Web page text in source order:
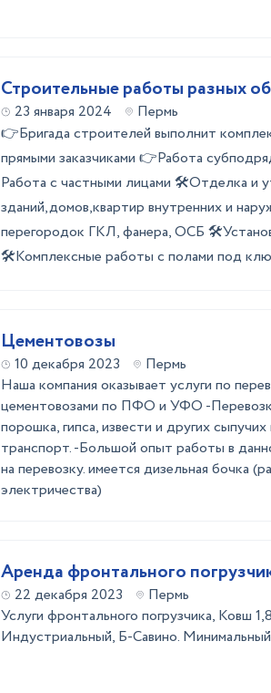
Строительные работы разных
23 января 2024
Пермь
👉Бригада строителей выполнит
прямыми заказчиками 👉Работа
Работа с частными лицами 🛠️Отделка и
зданий,домов,квартир внутренних и
перегородок ГКЛ, фанера, ОСБ
🛠️Комплексные работы с полами под
Цементовозы
10 декабря 2023
Пермь
Наша компания оказывает услуги по
цементовозами по ПФО и УФО -
порошка, гипса, извести и других
транспорт. -Большой опыт работы в
на перевозку. имеется дизельная бочка
электричества)
Аренда фронтального
22 декабря 2023
Пермь
Услуги фронтального погрузчика, Ковш
Индустриальный, Б-Савино. Минимальный